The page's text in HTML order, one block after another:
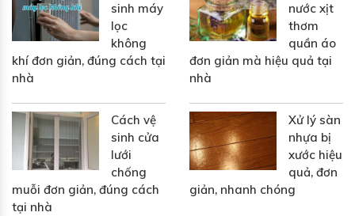
sinh máy
lọc
không
khí đơn giản, đúng cách tại
nhà
nước xịt
thơm
quần áo
đơn giản mà hiệu quả tại
nhà
Cách vệ
sinh cửa
lưới
chống
muỗi đơn giản, đúng cách
tại nhà
Xử lý sàn
nhựa bị
xước hiệu
quả, đơn
giản, nhanh chóng